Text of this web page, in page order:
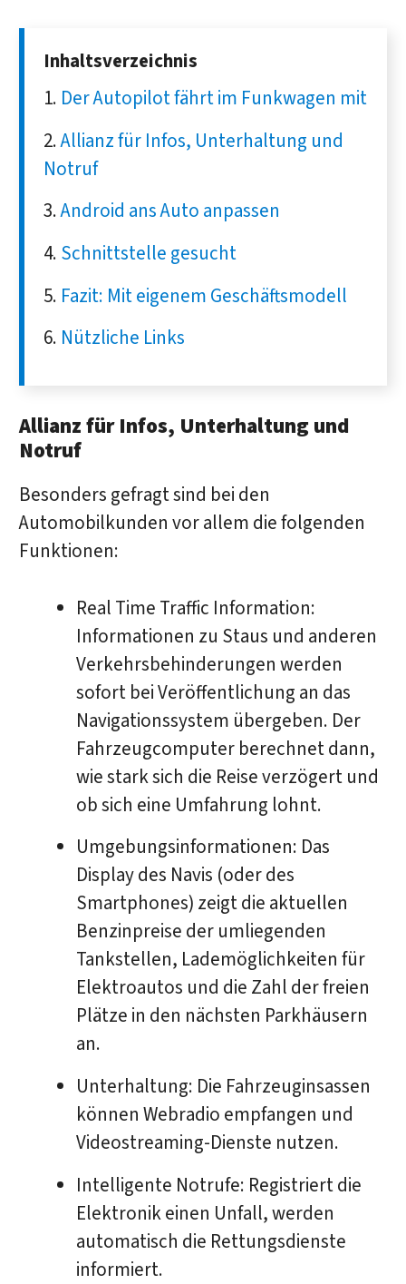
Inhaltsverzeichnis
Der Autopilot fährt im Funkwagen mit
Allianz für Infos, Unterhaltung und
Notruf
Android ans Auto anpassen
Schnittstelle gesucht
Fazit: Mit eigenem Geschäftsmodell
Nützliche Links
Allianz für Infos, Unterhaltung und
Notruf
Besonders gefragt sind bei den
Automobilkunden vor allem die folgenden
Funktionen:
Real Time Traffic Information:
Informationen zu Staus und anderen
Verkehrsbehinderungen werden
sofort bei Veröffentlichung an das
Navigationssystem übergeben. Der
Fahrzeugcomputer berechnet dann,
wie stark sich die Reise verzögert und
ob sich eine Umfahrung lohnt.
Umgebungsinformationen: Das
Display des Navis (oder des
Smartphones) zeigt die aktuellen
Benzinpreise der umliegenden
Tankstellen, Lademöglichkeiten für
Elektroautos und die Zahl der freien
Plätze in den nächsten Parkhäusern
an.
Unterhaltung: Die Fahrzeuginsassen
können Webradio empfangen und
Videostreaming-Dienste nutzen.
Intelligente Notrufe: Registriert die
Elektronik einen Unfall, werden
automatisch die Rettungsdienste
informiert.